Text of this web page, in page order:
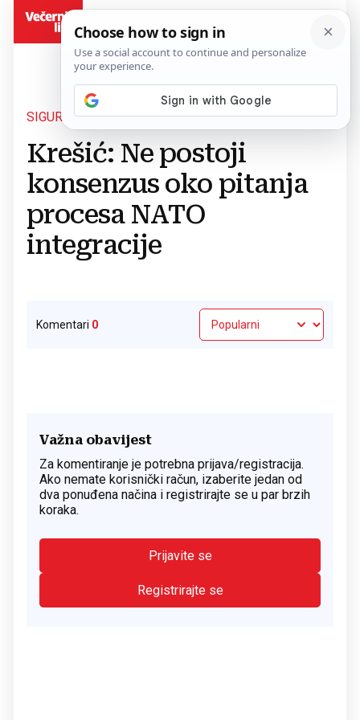
SIGURNOSNI FORUM 2BS Povratak na članak
Krešić: Ne postoji
konsenzus oko pitanja
procesa NATO
integracije
Komentari 0
Važna obavijest
Za komentiranje je potrebna prijava/registracija.
Ako nemate korisnički račun, izaberite jedan od
dva ponuđena načina i registrirajte se u par brzih
koraka.
Prijavite se
Registrirajte se